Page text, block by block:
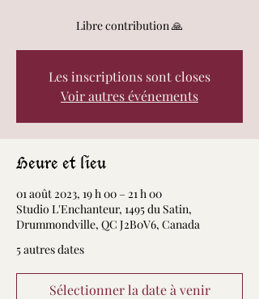
Libre contribution 🙏
Les inscriptions sont closes
Voir autres événements
Heure et lieu
01 août 2023, 19 h 00 – 21 h 00
Studio L'Enchanteur, 1495 du Satin,
Drummondville, QC J2B0V6, Canada
5 autres dates
Sélectionner la date à venir